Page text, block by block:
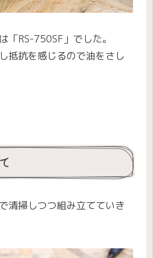
「RS-750SF」でした。
抵抗を感じるので油をさし
清掃しつつ組み立てていき